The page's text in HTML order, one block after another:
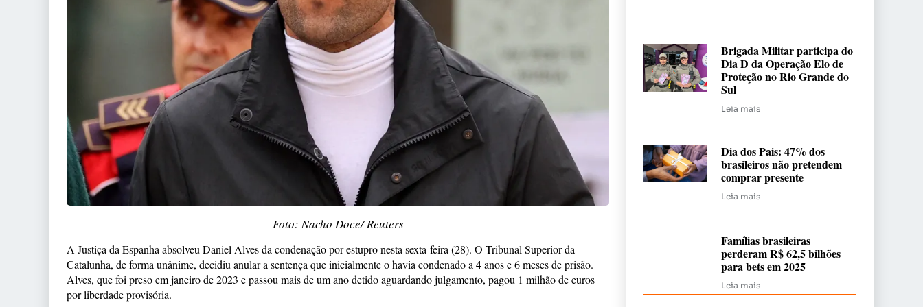
Foto: Nacho Doce/ Reuters
A Justiça da Espanha absolveu Daniel Alves da condenação por estupro nesta sexta-feira (28). O Tribunal Superior da
Catalunha, de forma unânime, decidiu anular a sentença que inicialmente o havia condenado a 4 anos e 6 meses de prisão.
Alves, que foi preso em janeiro de 2023 e passou mais de um ano detido aguardando julgamento, pagou 1 milhão de euros
por liberdade provisória.
Brigada Militar participa do
Dia D da Operação Elo de
Proteção no Rio Grande do
Sul
Leia mais
Dia dos Pais: 47% dos
brasileiros não pretendem
comprar presente
Leia mais
Famílias brasileiras
perderam R$ 62,5 bilhões
para bets em 2025
Leia mais